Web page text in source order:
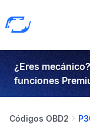
¿Eres
funciones
Códigos OBD2